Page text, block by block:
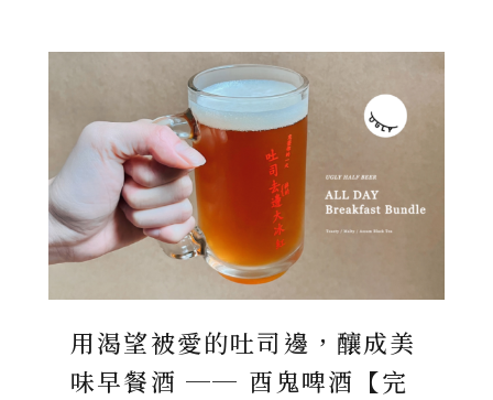
用渴望被愛的吐司邊，釀成美
味早餐酒 ── 酉鬼啤酒【完